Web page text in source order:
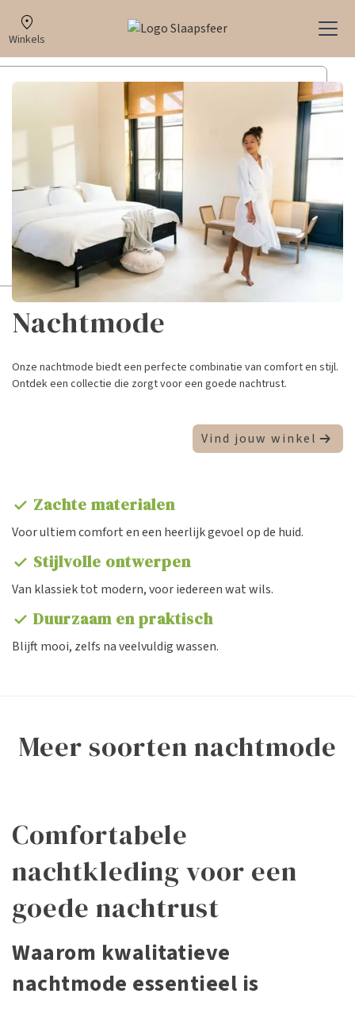
Winkels
Nachtmode
Onze nachtmode biedt een perfecte combinatie van comfort en stijl.
Ontdek een collectie die zorgt voor een goede nachtrust.
Vind jouw winkel
check Zachte materialen
Voor ultiem comfort en een heerlijk gevoel op de huid.
check Stijlvolle ontwerpen
Van klassiek tot modern, voor iedereen wat wils.
check Duurzaam en praktisch
Blijft mooi, zelfs na veelvuldig wassen.
meer soorten nachtmode
Comfortabele
nachtkleding voor een
goede nachtrust
Waarom kwalitatieve
nachtmode essentieel is